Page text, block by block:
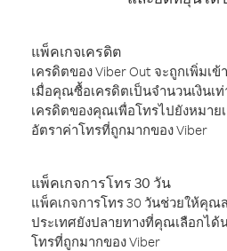
แพ็คเกจเครดิต
เครดิตของ Viber Out จะถูกเพิ่มเ
เมื่อคุณซื้อเครดิตเป็นจำนวนเงินเ
เครดิตของคุณเพื่อโทรไปยังหมาย
อัตราค่าโทรที่ถูกมากของ Viber
แพ็คเกจการโทร 30 วัน
แพ็คเกจการโทร 30 วันช่วยให้คุณ
ประเทศยังปลายทางที่คุณเลือกได้
โทรที่ถูกมากของ Viber